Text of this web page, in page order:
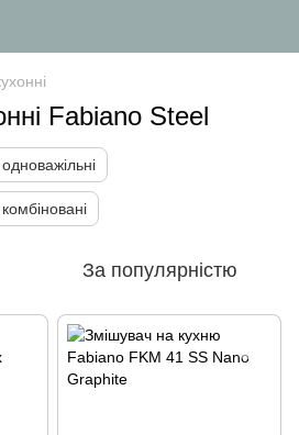
Fabiano Steel
За популярністю